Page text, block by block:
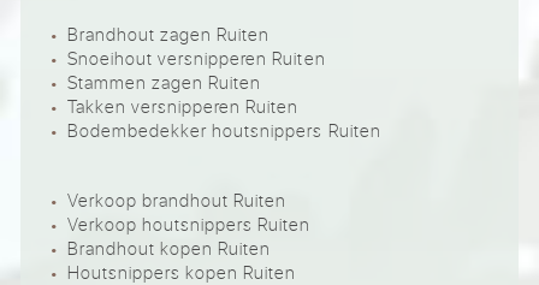
Brandhout zagen Ruiten
Snoeihout versnipperen Ruiten
Stammen zagen Ruiten
Takken versnipperen Ruiten
Bodembedekker houtsnippers Ruiten
Verkoop brandhout Ruiten
Verkoop houtsnippers Ruiten
Brandhout kopen Ruiten
Houtsnippers kopen Ruiten